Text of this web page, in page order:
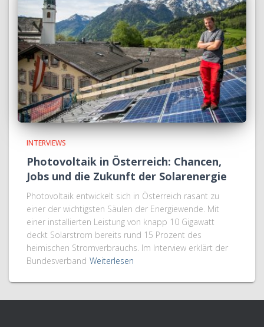
INTERVIEWS
Photovoltaik in Österreich: Chancen,
Jobs und die Zukunft der Solarenergie
Photovoltaik entwickelt sich in Österreich rasant zu
einer der wichtigsten Säulen der Energiewende. Mit
einer installierten Leistung von knapp 10 Gigawatt
deckt Solarstrom bereits rund 15 Prozent des
heimischen Stromverbrauchs. Im Interview erklärt der
Bundesverband Weiterlesen